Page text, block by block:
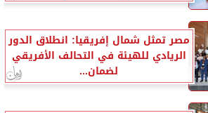
مصر تمثل شمال إفريقيا: انطلاق الدور
الريادي للهيئة في التحالف الأفريقي
لضمان...